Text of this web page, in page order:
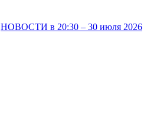
НОВОСТИ в 20:30 – 30 июля 2026